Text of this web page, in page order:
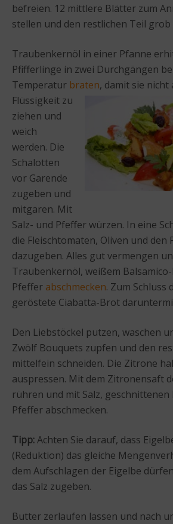
befreien. 12 mittlere Blätter zum
stellen und den restlichen Teil grob
Traubenkernöl in einer Pfanne
Pfifferlinge in zwei Durchgängen
Temperatur braten, damit sie nicht
Flüssigkeit zu
ziehen und
weich
werden. Die
Schalotten
vor Garende
zugeben und
mitgaren. Mit
Salz- und Pfeffer würzen. In eine
die Fleischtomaten, Oliven und den
dazugeben. Alles gut vermengen
Traubenkernöl, weißem Balsamico-
Pfeffer abschmecken. Zum Schluss
geröstete Ciabatta-Brot
Den Liebstöckel putzen, waschen
Zwölf Bouquets zupfen und den
mittelfein schneiden. Die Zitrone
auspressen. Mit dem Zitronensaft
rühren und mit Salz, geschnittenen
Pfeffer abschmecken.
Tipp:Achten Sie darauf, dass
(Reduktion) das gleiche
dem Aufschlagen der Eigelbe
das Salz zugeben.
Butter zerlaufen lassen und nach